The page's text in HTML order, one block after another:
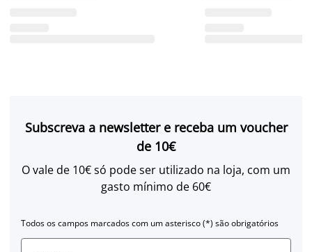
Subscreva a newsletter e receba um voucher
de 10€
O vale de 10€ só pode ser utilizado na loja, com um
gasto mínimo de 60€
Todos os campos marcados com um asterisco (*) são obrigatórios